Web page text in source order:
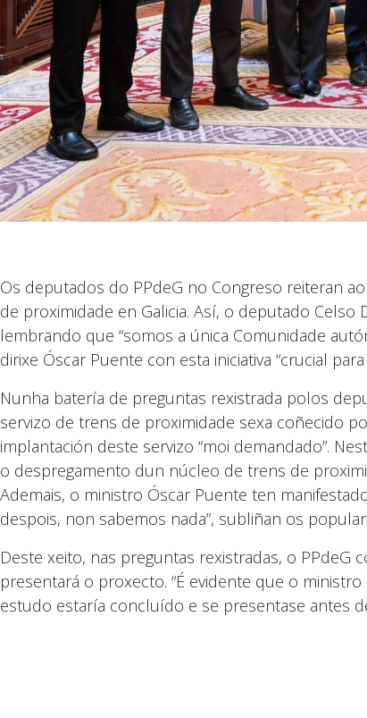
Os deputados do PPdeG no Congreso reiteran
de proximidade en Galicia. Así, o deputado
lembrando que “somos a única Comunidade
dirixe Óscar Puente con esta iniciativa “crucial
Nunha batería de preguntas rexistrada polos
servizo de trens de proximidade sexa coñecido
implantación deste servizo “moi demandado”.
o despregamento dun núcleo de trens de
Ademais, o ministro Óscar Puente ten
despois, non sabemos nada”, subliñan os
Deste xeito, nas preguntas rexistradas, o
presentará o proxecto. “É evidente que o
estudo estaría concluído e se presentase antes